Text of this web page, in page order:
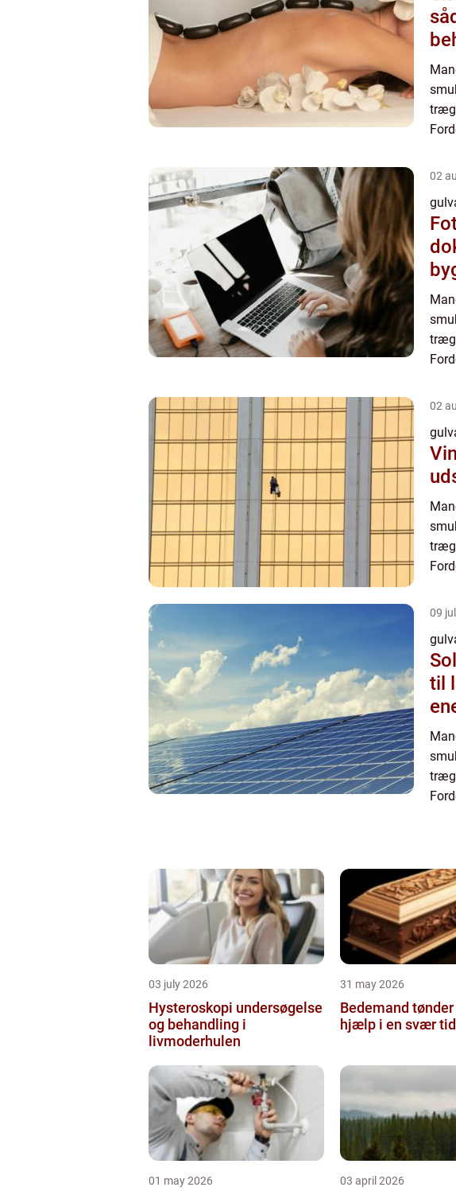
02
02
09
til
03 july 2026
Hysteroskopi undersøgelse
og behandling i
livmoderhulen
31 may 2026
Bedemand tønder lokal
hjælp i en svær tid
01 may 2026 03 april 2026